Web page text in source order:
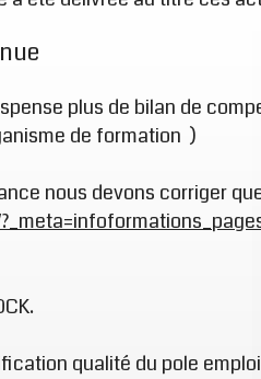
plus de bilan de
de formation )
nous devons corriger
qualité du pole emploi